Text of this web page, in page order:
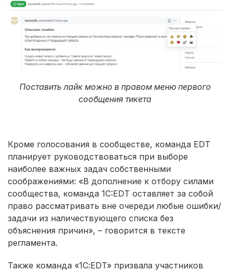
Поставить лайк можно в правом меню первого
сообщения тикета
Кроме голосования в сообществе, команда EDT
планирует руководствоваться при выборе
наиболее важных задач собственными
соображениями: «В дополнение к отбору силами
сообщества, команда 1C:EDT оставляет за собой
право рассматривать вне очереди любые ошибки/
задачи из наличествующего списка без
объяснения причин», – говорится в тексте
регламента.
Также команда «1С:EDT» призвала участников